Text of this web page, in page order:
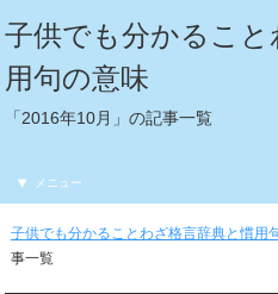
子供でも分かるこ
用句の意味
「2016年10月」の記事一覧
メニュー
子供でも分かることわざ格言辞典と慣用
事一覧